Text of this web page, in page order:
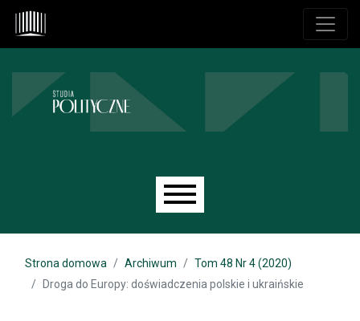
Przejdź do głównego menu
Przejdź do sekcji głównej
Przejdź do stopki
Main menu
Strona domowa Archiwum
Tom 48 Nr 4 (2020)
Droga do Europy: doświadczenia polskie i ukraińskie